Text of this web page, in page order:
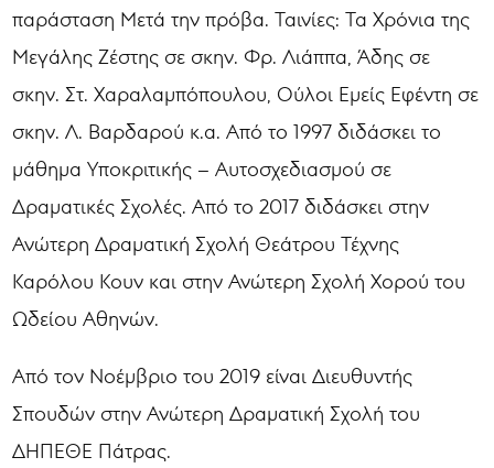
παράσταση Μετά την πρόβα. Ταινίες: Τα Χρόνια της
Μεγάλης Ζέστης σε σκην. Φρ. Λιάππα, Άδης σε
σκην. Στ. Χαραλαμπόπουλου, Ούλοι Εμείς Εφέντη σε
σκην. Λ. Βαρδαρού κ.α. Από το 1997 διδάσκει το
μάθημα Υποκριτικής – Αυτοσχεδιασμού σε
Δραματικές Σχολές. Από το 2017 διδάσκει στην
Ανώτερη Δραματική Σχολή Θεάτρου Τέχνης
Καρόλου Κουν και στην Ανώτερη Σχολή Χορού του
Ωδείου Αθηνών.
Από τον Νοέμβριο του 2019 είναι Διευθυντής
Σπουδών στην Ανώτερη Δραματική Σχολή του
ΔΗΠΕΘΕ Πάτρας.